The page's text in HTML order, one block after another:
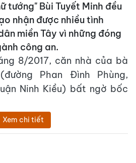
tướng" Bùi Tuyết Minh đều
nhận được nhiều tình
miền Tây vì những đóng
công an.
8/2017, căn nhà của bà
Phan Đình Phùng,
Ninh Kiều) bất ngờ bốc
Xem chi tiết